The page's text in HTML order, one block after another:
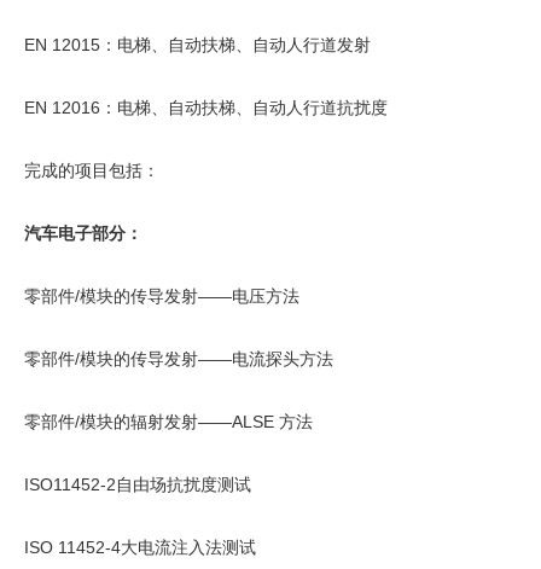
EN 12015：电梯、自动扶梯、自动人行道发射
EN 12016：电梯、自动扶梯、自动人行道抗扰度
完成的项目包括：
汽车电子部分：
零部件/模块的传导发射——电压方法
零部件/模块的传导发射——电流探头方法
零部件/模块的辐射发射——ALSE 方法
ISO11452-2自由场抗扰度测试
ISO 11452-4大电流注入法测试